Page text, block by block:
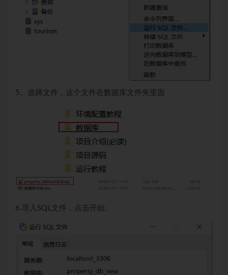
5。选择文件，这个文件在数据库文件夹里面
6.导入SQL文件，点击开始。